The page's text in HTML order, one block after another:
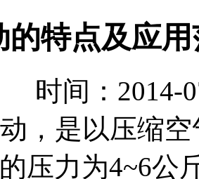
的特点及应
间：2014-
，是以压缩空
压力为4~6公